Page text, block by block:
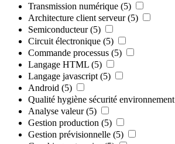
Transmission numérique (5)
Architecture client serveur (5)
Semiconducteur (5)
Circuit électronique (5)
Commande processus (5)
Langage HTML (5)
Langage javascript (5)
Android (5)
Qualité hygiène sécurité environnement
Analyse valeur (5)
Gestion production (5)
Gestion prévisionnelle (5)